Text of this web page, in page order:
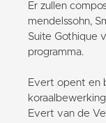
Er zullen
mendelssohn,
Suite Gothique
programma.
Evert opent en
Evert van de